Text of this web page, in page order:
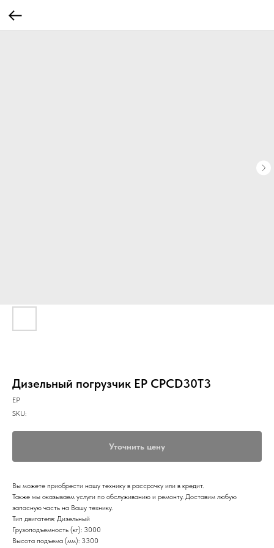
Дизельный погрузчик EP CPCD30T3
EP
SKU:
Уточнить цену
Вы можете приобрести нашу технику в рассрочку или в кредит.
Также мы оказываем услуги по обслуживанию и ремонту. Доставим любую
запасную часть на Вашу технику.
Тип двигателя: Дизельный
Грузоподъемность (кг): 3000
Высота подъема (мм): 3300